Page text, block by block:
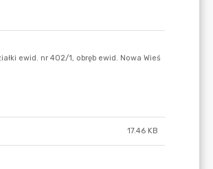
17.46 KB